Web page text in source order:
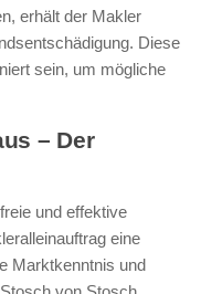
erhält der Makler
Diese
sein, um mögliche
– Der
und effektive
eine
Marktkenntnis und